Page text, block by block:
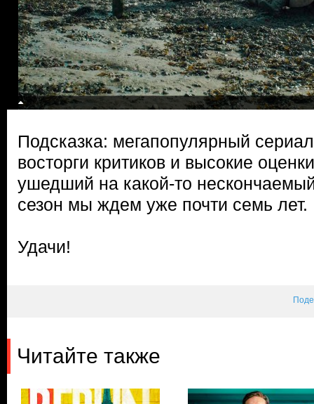
Подсказка: мегапопулярный
восторги критиков и высокие
ушедший на какой-то
сезон мы ждем уже почти семь лет.
Удачи!
Читайте также